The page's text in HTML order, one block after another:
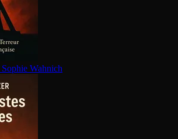
Sophie Wahnich